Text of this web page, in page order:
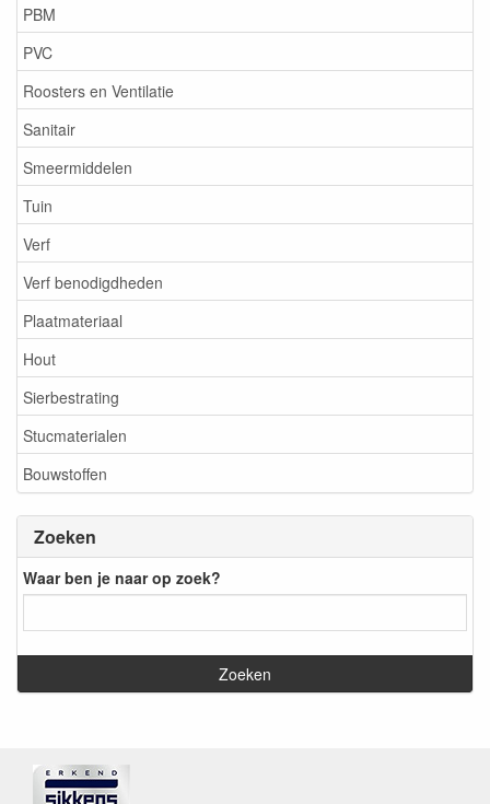
PBM
PVC
Roosters en Ventilatie
Sanitair
Smeermiddelen
Tuin
Verf
Verf benodigdheden
Plaatmateriaal
Hout
Sierbestrating
Stucmaterialen
Bouwstoffen
Zoeken
Waar ben je naar op zoek?